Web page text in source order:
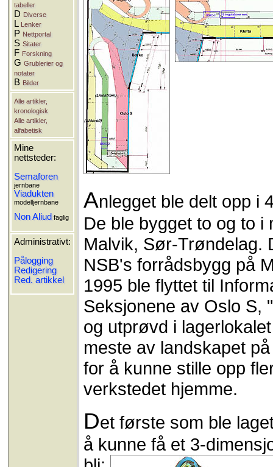
tabeller
D Diverse
L Lenker
P Nettportal
SSitater
F Forskning
GGrublerier og
notater
B Bilder
Alle artikler,
kronologisk
Alle artikler,
alfabetisk
Mine
nettsteder:
Semaforen
jernbane
Viadukten
modelljernbane
Non Aliud faglig
Administrativt:
Pålogging
Redigering
Red. artikkel
Anlegget ble delt opp i
De ble bygget to og to
Malvik, Sør-Trøndelag.
NSB's forrådsbygg på
1995 ble flyttet til
Seksjonene av Oslo S,
og utprøvd i
meste av landskapet
for å kunne stille opp
verkstedet hjemme.
Det første som ble
å kunne få et 3-